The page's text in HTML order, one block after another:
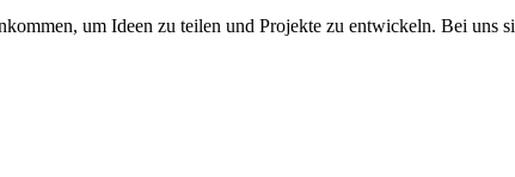
um Ideen zu teilen und Projekte zu entwickeln. Bei uns